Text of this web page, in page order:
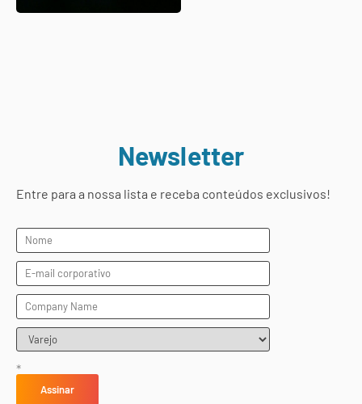
Newsletter
Entre para a nossa lista e receba conteúdos exclusivos!
*